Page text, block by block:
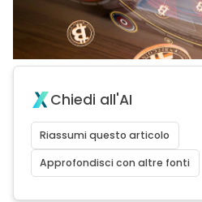
Chiedi all'AI
Riassumi questo articolo
Approfondisci con altre fonti